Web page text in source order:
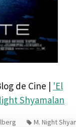
de Cine | 'El
Shyamalan
M. Night